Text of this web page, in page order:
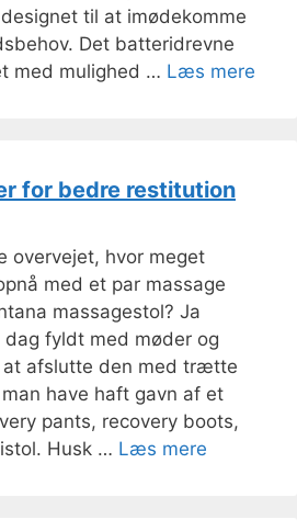
til at imødekomme
Det batteridrevne
med mulighed … Læs mere
for bedre restitution
overvejet, hvor meget
med et par massage
massagestol? Ja
fyldt med møder og
at afslutte den med trætte
have haft gavn af et
pants, recovery boots,
Husk … Læs mere